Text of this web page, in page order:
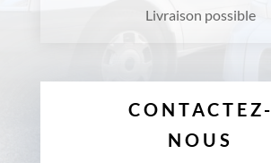
Livraison possible
CONTACTEZ-
NOUS